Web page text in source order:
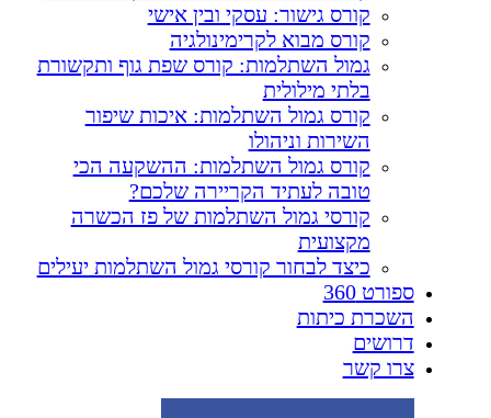
קורס גישור: עסקי ובין אישי
קורס מבוא לקרימינולגיה
גמול השתלמות: קורס שפת גוף ותקשורת
בלתי מילולית
קורס גמול השתלמות: איכות שיפור
השירות וניהולו
קורס גמול השתלמות: ההשקעה הכי
טובה לעתיד הקריירה שלכם?
קורסי גמול השתלמות של פז הכשרה
מקצועית
כיצד לבחור קורסי גמול השתלמות יעילים
ספורט 360
השכרת כיתות
דרושים
צרו קשר